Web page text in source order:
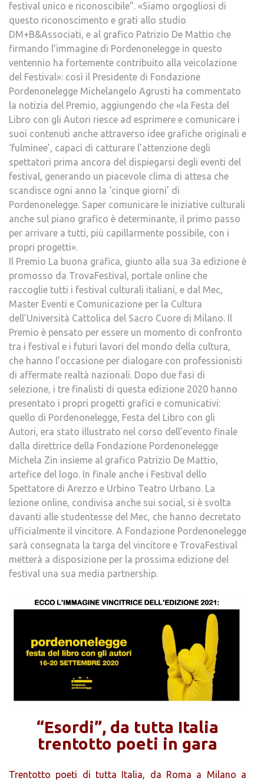
festival unico e riconoscibile”. «Siamo orgogliosi di
questo riconoscimento e grati allo studio
DM+B&Associati, e al grafico Patrizio De Mattio che
firmando l’immagine di Pordenonelegge in questo
ventennio ha fortemente contribuito alla veicolazione
del Festival»: così il Presidente di Fondazione
Pordenonelegge Michelangelo Agrusti ha commentato
la notizia del Premio, aggiungendo che «la Festa del
Libro con gli Autori riesce ad esprimere e comunicare i
suoi contenuti anche attraverso idee grafiche originali e
‘fulminee’, capaci di catturare l’attenzione degli
spettatori prima ancora del dispiegarsi degli eventi del
festival, generando un piacevole clima di attesa che
scandisce ogni anno la ‘cinque giorni’ di
Pordenonelegge. Saper comunicare le iniziative culturali
anche sul piano grafico è determinante, il primo passo
per arrivare a tutti, più capillarmente possibile, con i
propri progetti».
Il Premio La buona grafica, giunto alla sua 3a edizione è
promosso da TrovaFestival, portale online che
raccoglie tutti i festival culturali italiani, e dal Mec,
Master Eventi e Comunicazione per la Cultura
dell’Università Cattolica del Sacro Cuore di Milano. Il
Premio è pensato per essere un momento di confronto
tra i festival e i futuri lavori del mondo della cultura,
che hanno l’occasione per dialogare con professionisti
di affermate realtà nazionali. Dopo due fasi di
selezione, i tre finalisti di questa edizione 2020 hanno
presentato i propri progetti grafici e comunicativi:
quello di Pordenonelegge, Festa del Libro con gli
Autori, era stato illustrato nel corso dell’evento finale
dalla direttrice della Fondazione Pordenonelegge
Michela Zin insieme al grafico Patrizio De Mattio,
artefice del logo. In finale anche i Festival dello
Spettatore di Arezzo e Urbino Teatro Urbano. La
lezione online, condivisa anche sui social, si è svolta
davanti alle studentesse del Mec, che hanno decretato
ufficialmente il vincitore. A Fondazione Pordenonelegge
sarà consegnata la targa del vincitore e TrovaFestival
metterà a disposizione per la prossima edizione del
festival una sua media partnership.
“Esordi”, da tutta Italia
trentotto poeti in gara
Trentotto poeti di tutta Italia, da Roma a Milano a